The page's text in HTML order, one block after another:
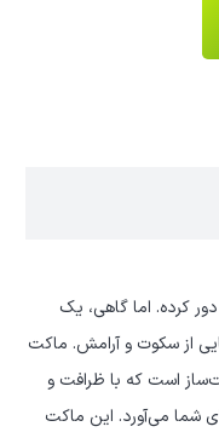
کرده. اما گاهی، یک
از سکوت و آرامش. ماکت
است که با ظرافت و
شما می‌آورد. این ماکت